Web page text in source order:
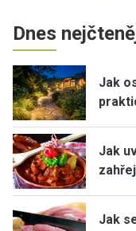
Dnes
Jak
Jak
Jak